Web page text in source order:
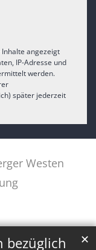
bezüglich
✕
angezeigt
IP-Adresse und
werden.
später jederzeit
Westen